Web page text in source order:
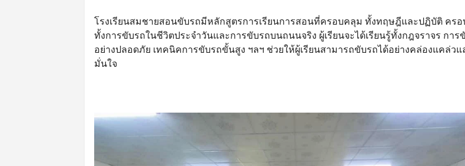
โรงเรียนสมชายสอนขับรถมีหลักสูตรการเรียนการสอนที่ครอบคลุม ทั้งทฤษฎีและปฏิบัติ คร
ทั้งการขับรถในชีวิตประจำวันและการขับรถบนถนนจริง ผู้เรียนจะได้เรียนรู้ทั้งกฎจราจร การ
อย่างปลอดภัย เทคนิคการขับรถขั้นสูง ฯลฯ ช่วยให้ผู้เรียนสามารถขับรถได้อย่างคล่องแคล่วแ
มั่นใจ